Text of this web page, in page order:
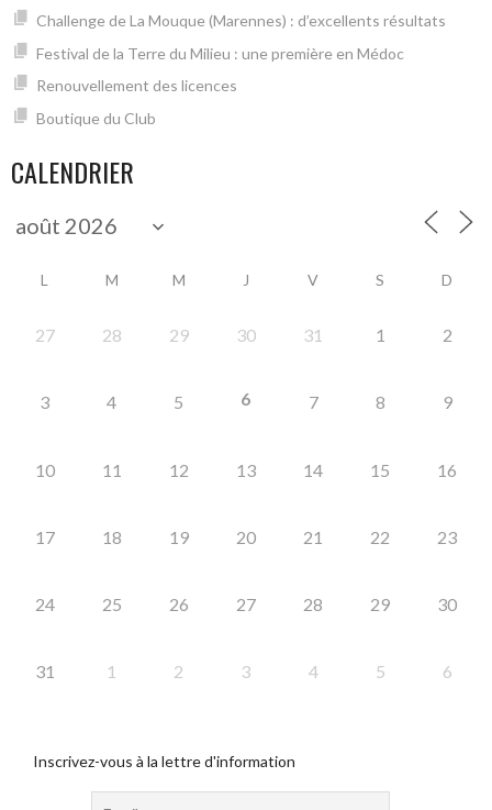
Challenge de La Mouque (Marennes) : d’excellents résultats
Festival de la Terre du Milieu : une première en Médoc
Renouvellement des licences
Boutique du Club
CALENDRIER
L M M J V S D
27 28 29 30 31 1 2
3 4 5 6 7 8 9
10 11 12 13 14 15 16
17 18 19 20 21 22 23
24 25 26 27 28 29 30
31 1 2 3 4 5 6
Inscrivez-vous à la lettre d'information